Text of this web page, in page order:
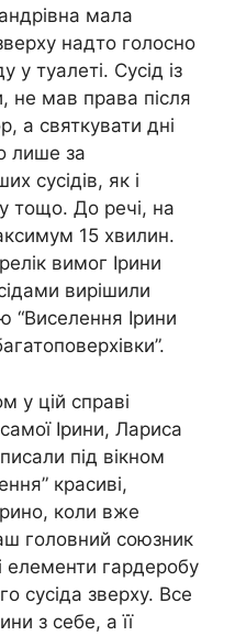
мала
надто голосно
у туалеті. Сусід із
не мав права після
а святкувати дні
лише за
сусідів, як і
тощо. До речі, на
15 хвилин.
вимог Ірини
вирішили
“Виселення Ірини
у цій справі
Ірини, Лариса
під вікном
красиві,
коли вже
головний союзник
елементи гардеробу
сусіда зверху. Все
з себе, а її